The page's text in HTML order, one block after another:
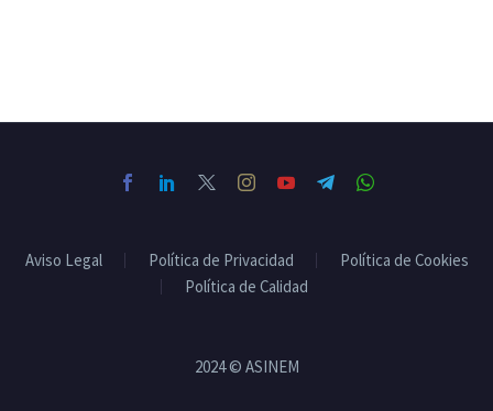
Aviso Legal Política de Privacidad
Política de Cookies
Política de Calidad
2024 © ASINEM